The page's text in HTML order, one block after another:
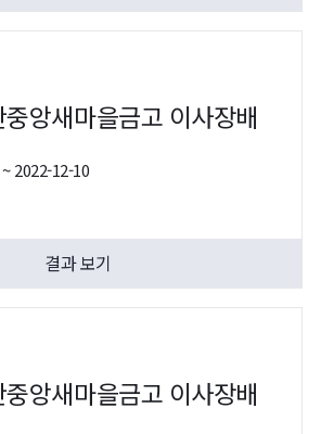
앙새마을금고 이사장배
2022-12-10
결과 보기
앙새마을금고 이사장배